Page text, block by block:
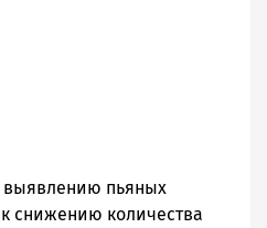
пьяных
снижению количества